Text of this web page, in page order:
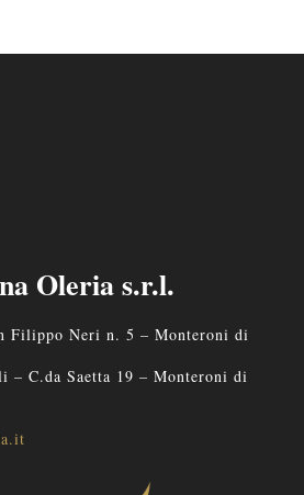
Oleria s.r.l.
Filippo Neri n. 5 – Monteroni di
– C.da Saetta 19 – Monteroni di